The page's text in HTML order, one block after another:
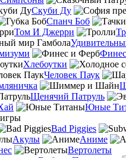
Скуби Ду
Спанч Боб
Том И Джерри
Хлебоутки
Человек Паук
Щенячий Патруль
Юные
Bad Piggies
Акулы Аниме
Вертолеты